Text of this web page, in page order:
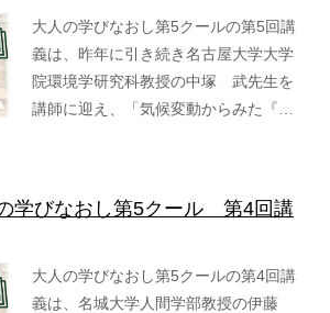
大人の学びなおし第5クールの第5回講
義は、昨年に引き続き名古屋大学大学
院環境学研究科教授の中塚 武先生を
講師に迎え、「気候変動からみた『…
学びなおし第5クール 第4回講
大人の学びなおし第5クールの第4回講
義は、名城大学人間学部教授の伊藤